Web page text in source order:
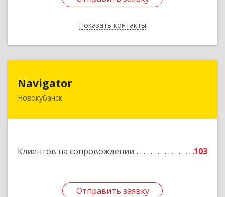
Показать контакты
Назад
Navigator
Новокубанск
Клиентов на сопровождении 103
Отправить заявку
352240, Краснодарский край, Новокубанск г,
Отправить заявку